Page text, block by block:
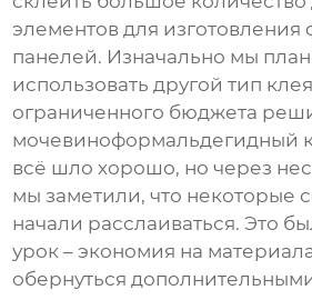
элементов для изготовления
панелей. Изначально мы
использовать другой тип
ограниченного бюджета
мочевиноформальдегидный
всё шло хорошо, но через
мы заметили, что некоторые
начали расслаиваться. Это
урок – экономия на
обернуться